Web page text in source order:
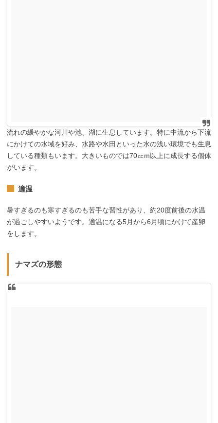
流れの緩やかな河川や池、湖に生息しています。特に中流から下流
にかけての水域を好み、水路や水田といった水の浅い環境でも生息
している種類もいます。大きいものでは70㏄m以上に成長する個体
がいます。
適温
暑すぎるのも寒すぎるのも苦手な習性があり、約20度前後の水温
が過ごしやすいようです。適温になる5月から6月頃にかけて産卵
をします。
ナマズの形態